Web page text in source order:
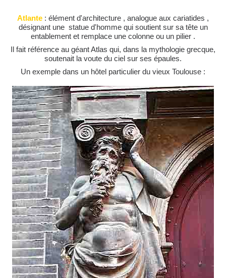
Atlante : élément d'architecture , analogue aux cariatides ,
désignant une statue d'homme qui soutient sur sa tête un
entablement et remplace une colonne ou un pilier .
Il fait référence au géant Atlas qui, dans la mythologie grecque,
soutenait la voute du ciel sur ses épaules.
Un exemple dans un hôtel particulier du vieux Toulouse :